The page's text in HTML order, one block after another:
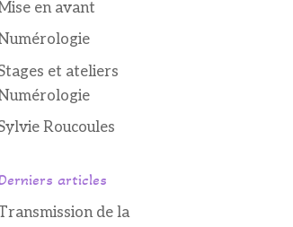
en avant
et ateliers
Roucoules
articles
de la